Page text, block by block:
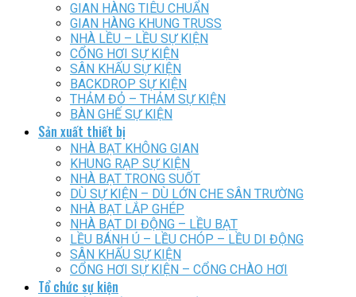
GIAN HÀNG TIÊU CHUẨN
GIAN HÀNG KHUNG TRUSS
NHÀ LỀU – LỀU SỰ KIỆN
CỔNG HƠI SỰ KIỆN
SÂN KHẤU SỰ KIỆN
BACKDROP SỰ KIỆN
THẢM ĐỎ – THẢM SỰ KIỆN
BÀN GHẾ SỰ KIỆN
Sản xuất thiết bị
NHÀ BẠT KHÔNG GIAN
KHUNG RẠP SỰ KIỆN
NHÀ BẠT TRONG SUỐT
DÙ SỰ KIỆN – DÙ LỚN CHE SÂN TRƯỜNG
NHÀ BẠT LẮP GHÉP
NHÀ BẠT DI ĐỘNG – LỀU BẠT
LỀU BÁNH Ú – LỀU CHÓP – LỀU DI ĐỘNG
SÂN KHẤU SỰ KIỆN
CỔNG HƠI SỰ KIỆN – CỔNG CHÀO HƠI
Tổ chức sự kiện